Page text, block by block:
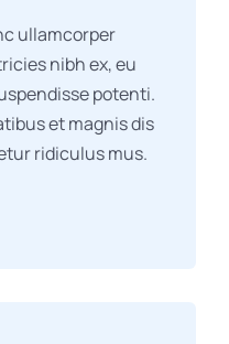
ullamcorper
nibh ex, eu
potenti.
et magnis dis
ridiculus mus.